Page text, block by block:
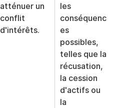
atténuer un
conflit
d'intérêts.
les
conséquenc
es
possibles,
telles que la
récusation,
la cession
d'actifs ou
la